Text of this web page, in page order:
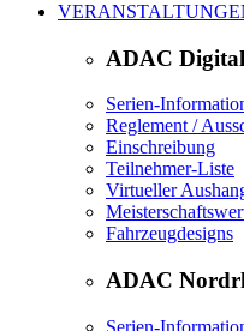
ADAC
Serien-
Reglement /
Einschreibung
Teilnehmer-Liste
Virtueller
Fahrzeugdesigns
ADAC
Serien-